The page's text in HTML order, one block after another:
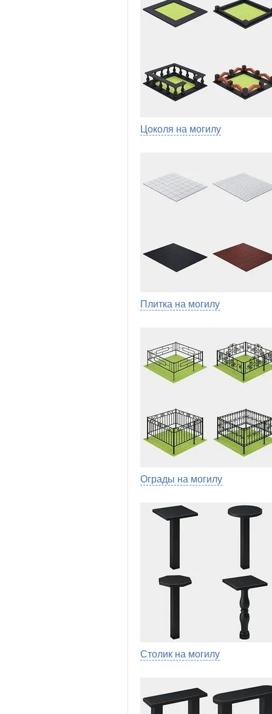
Цоколя на могилу
Плитка на могилу
Ограды на могилу
Столик на могилу